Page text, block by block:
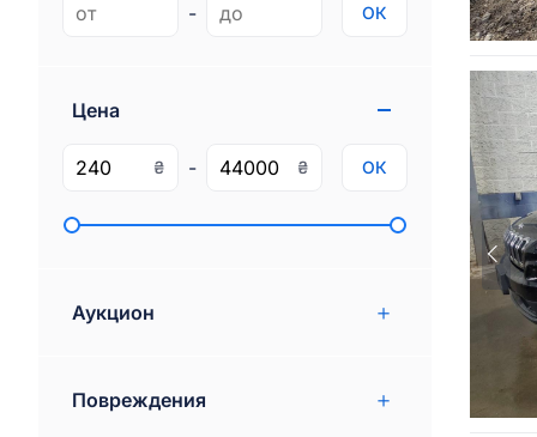
- ОК
Цена
₴ - ₴ ОК
Аукцион
Повреждения